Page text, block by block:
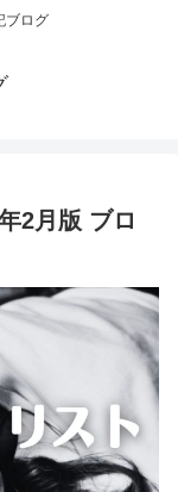
ブログ
2月版 ブロ